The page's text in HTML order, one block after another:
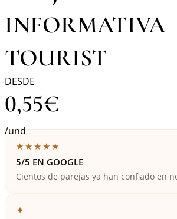
INFORMATIVA
TOURIST
DESDE
0,55€
/und
★★★★★
5/5 EN GOOGLE
Cientos de parejas ya han confiado en
✦